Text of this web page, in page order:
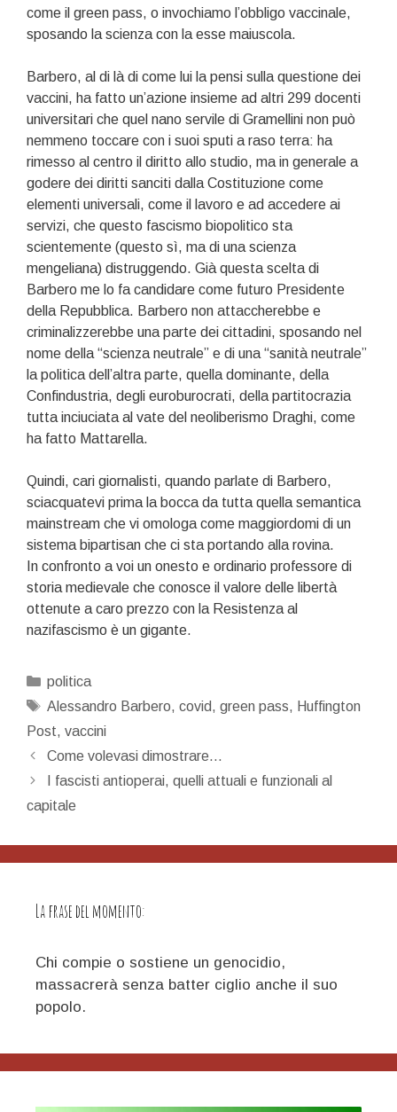
come il green pass, o invochiamo l’obbligo vaccinale,
sposando la scienza con la esse maiuscola.
Barbero, al di là di come lui la pensi sulla questione dei
vaccini, ha fatto un’azione insieme ad altri 299 docenti
universitari che quel nano servile di Gramellini non può
nemmeno toccare con i suoi sputi a raso terra: ha
rimesso al centro il diritto allo studio, ma in generale a
godere dei diritti sanciti dalla Costituzione come
elementi universali, come il lavoro e ad accedere ai
servizi, che questo fascismo biopolitico sta
scientemente (questo sì, ma di una scienza
mengeliana) distruggendo. Già questa scelta di
Barbero me lo fa candidare come futuro Presidente
della Repubblica. Barbero non attaccherebbe e
criminalizzerebbe una parte dei cittadini, sposando nel
nome della “scienza neutrale” e di una “sanità neutrale”
la politica dell’altra parte, quella dominante, della
Confindustria, degli euroburocrati, della partitocrazia
tutta inciuciata al vate del neoliberismo Draghi, come
ha fatto Mattarella.
Quindi, cari giornalisti, quando parlate di Barbero,
sciacquatevi prima la bocca da tutta quella semantica
mainstream che vi omologa come maggiordomi di un
sistema bipartisan che ci sta portando alla rovina.
In confronto a voi un onesto e ordinario professore di
storia medievale che conosce il valore delle libertà
ottenute a caro prezzo con la Resistenza al
nazifascismo è un gigante.
Categorie
politica
Tag
Alessandro Barbero, covid, green pass, Huffington
Post, vaccini
Navigazione
articolo
Come volevasi dimostrare…
I fascisti antioperai, quelli attuali e funzionali al
capitale
La frase del momento:
Chi compie o sostiene un genocidio,
massacrerà senza batter ciglio anche il suo
popolo.